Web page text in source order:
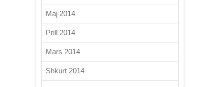
Maj 2014
Prill 2014
Mars 2014
Shkurt 2014